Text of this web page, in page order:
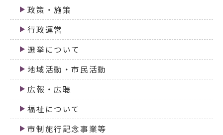
政策・施策
行政運営
選挙について
地域活動・市民活動
広報・広聴
福祉について
市制施行記念事業等